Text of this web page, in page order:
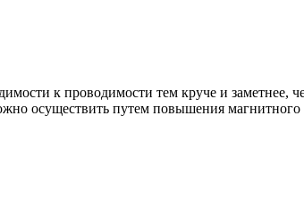
к проводимости тем круче и заметнее,
осуществить путем повышения